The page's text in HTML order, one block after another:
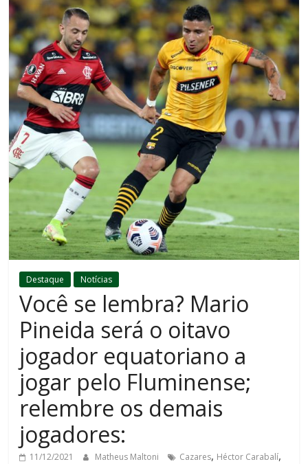
Destaque Notícias
Você se lembra? Mario
Pineida será o oitavo
jogador equatoriano a
jogar pelo Fluminense;
relembre os demais
jogadores:
11/12/2021 Matheus Maltoni Cazares, Héctor Carabalí,